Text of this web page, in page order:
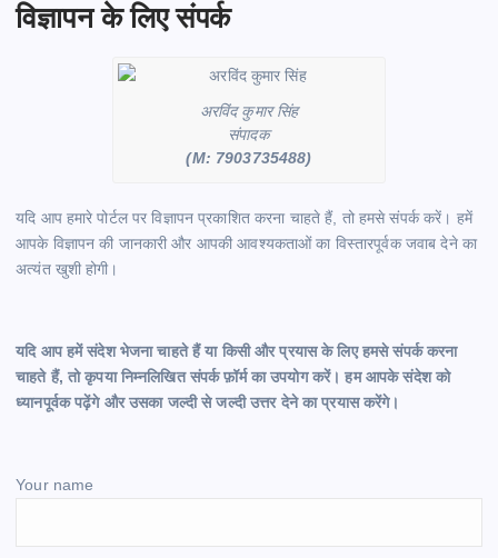
विज्ञापन के लिए संपर्क
अरविंद कुमार सिंह
संपादक
(M: 7903735488)
यदि आप हमारे पोर्टल पर विज्ञापन प्रकाशित करना चाहते हैं, तो हमसे संपर्क करें। हमें
आपके विज्ञापन की जानकारी और आपकी आवश्यकताओं का विस्तारपूर्वक जवाब देने का
अत्यंत खुशी होगी।
यदि आप हमें संदेश भेजना चाहते हैं या किसी और प्रयास के लिए हमसे संपर्क करना
चाहते हैं, तो कृपया निम्नलिखित संपर्क फ़ॉर्म का उपयोग करें। हम आपके संदेश को
ध्यानपूर्वक पढ़ेंगे और उसका जल्दी से जल्दी उत्तर देने का प्रयास करेंगे।
Your name